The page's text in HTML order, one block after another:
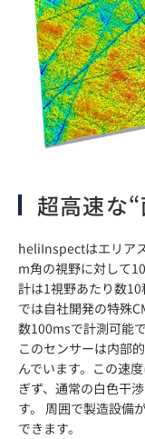
超高速な
heliInspectはエリア
m角の視野に対して
計は1視野あたり数
では自社開発の特殊
数100msで計測可能で
このセンサーは内部
んでいます。この速
ぎず、通常の白色干
す。 周囲で製造設備
できます。